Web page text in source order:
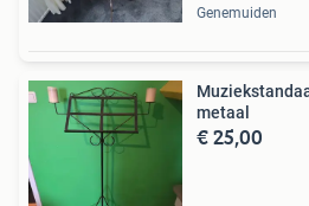
Genemuiden
metaal
€ 25,00